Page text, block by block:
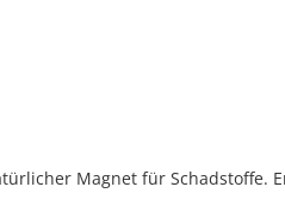
Magnet für Schadstoffe.